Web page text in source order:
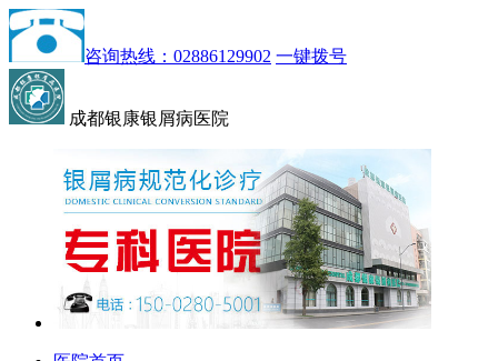
咨询热线：02886129902 一键拨号
成都银康银屑病医院